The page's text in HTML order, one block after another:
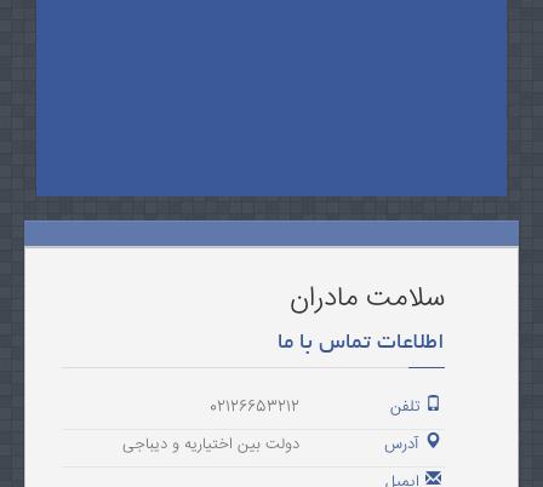
سلامت مادران
اطلاعات تماس با ما
تلفن
02126653212
آدرس
دولت بین اختیاریه و دیباجی
ایمیل